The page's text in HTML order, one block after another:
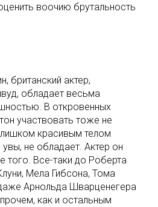
воочию брутальность
британский актер,
обладает весьма
В откровенных
участвовать тоже не
красивым телом
не обладает. Актер он
того. Все-таки до Роберта
Мела Гибсона, Тома
Арнольда Шварценегера
как и остальным